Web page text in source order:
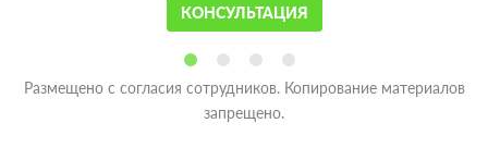
КОНСУЛЬТАЦИЯ
Размещено с согласия сотрудников. Копирование материалов
запрещено.